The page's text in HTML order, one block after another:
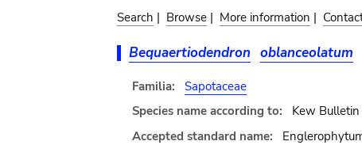
Search | Browse | More information |
Bequaertiodendron oblanceolatum
Familia:
Sapotaceae
Species name according to:
Kew
Accepted standard name: